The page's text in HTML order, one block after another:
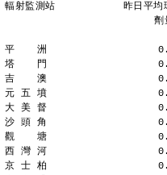
輻射監測站           昨日平均環
劑
平  　洲
塔  　門
吉　  澳
元 五 墳
大 美 督
沙 頭 角
觀  　塘
西 灣 河
京 士 柏